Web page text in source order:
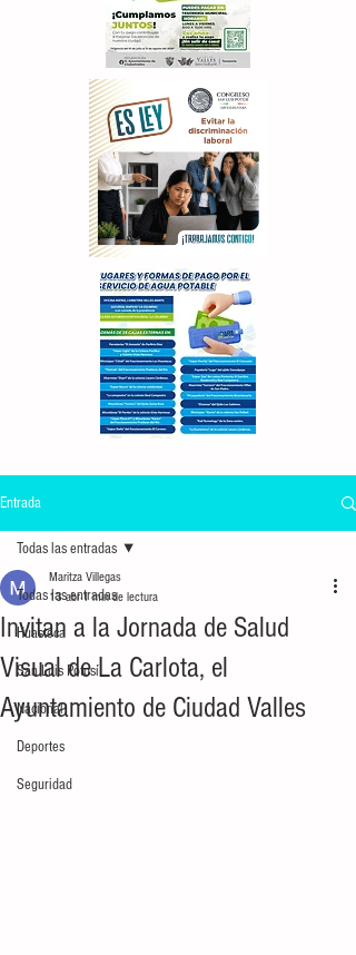
Entrada
Todas las entradas
Huasteca
San Luis Potosí
Nacional
Deportes
Seguridad
Todas las entradas
Invitan a la Jornada de Salud
Visual de La Carlota, el
Ayuntamiento de Ciudad Valles
Maritza Villegas
13 abr1 min de lectura